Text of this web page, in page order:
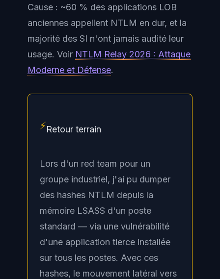
Cause : ~60 % des applications LOB
anciennes appellent NTLM en dur, et la
majorité des SI n'ont jamais audité leur
usage. Voir NTLM Relay 2026 : Attaque
Moderne et Défense.
⚡Retour terrain
Lors d'un red team pour un
groupe industriel, j'ai pu dumper
des hashes NTLM depuis la
mémoire LSASS d'un poste
standard — via une vulnérabilité
d'une application tierce installée
sur tous les postes. Avec ces
hashes, le mouvement latéral vers